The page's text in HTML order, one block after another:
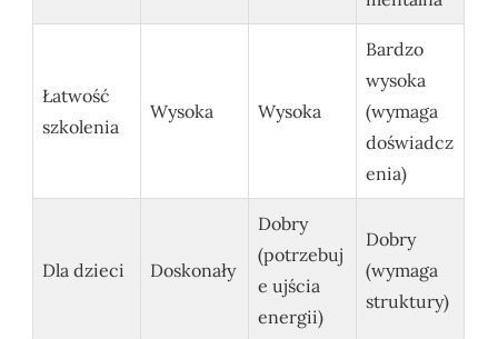
Łatwość
szkolenia
Wysoka Wysoka
Bardzo
wysoka
(wymaga
doświadcz
enia)
Dla dzieci Doskonały
Dobry
(potrzebuj
e ujścia
energii)
Dobry
(wymaga
struktury)